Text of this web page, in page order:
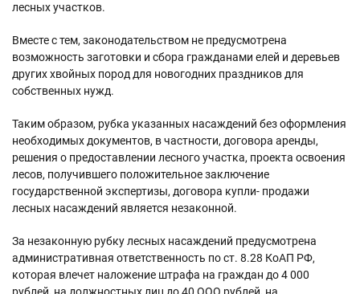
лесных участков.
Вместе с тем, законодательством не предусмотрена
возможность заготовки и сбора гражданами елей и деревьев
других хвойных пород для новогодних праздников для
собственных нужд.
Таким образом, рубка указанных насаждений без оформления
необходимых документов, в частности, договора аренды,
решения о предоставлении лесного участка, проекта освоения
лесов, получившего положительное заключение
государственной экспертизы, договора купли- продажи
лесных насаждений является незаконной.
За незаконную рубку лесных насаждений предусмотрена
административная ответственность по ст. 8.28 КоАП РФ,
которая влечет наложение штрафа на граждан до 4 000